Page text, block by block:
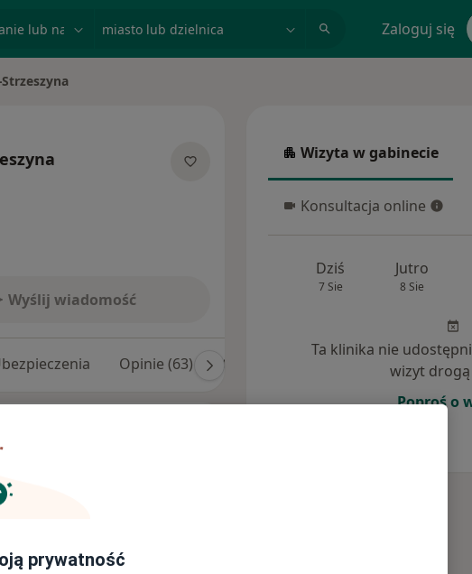
Zaloguj się
Wyślij wiadomość
Opinie (63) Odpowiedzi na pytania (7)
dietetyka na Śląskim
psychodietetyka.
Wizyta w gabinecie
Wizyta w gabinecie
Konsultacja online
Konsultacja online
Dziś
7 Sie
Jutro
8 Sie
Ta klinika nie
wizyt
Poproś o
prywatność